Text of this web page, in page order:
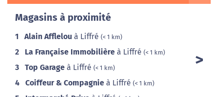
Magasins à proximité
1 Alain Afflelou à Liffré (< 1 km)
2 La Française Immobilière à Liffré (< 1 km)
3 Top Garage à Liffré (< 1 km)
4 Coiffeur & Compagnie à Liffré (< 1 km)